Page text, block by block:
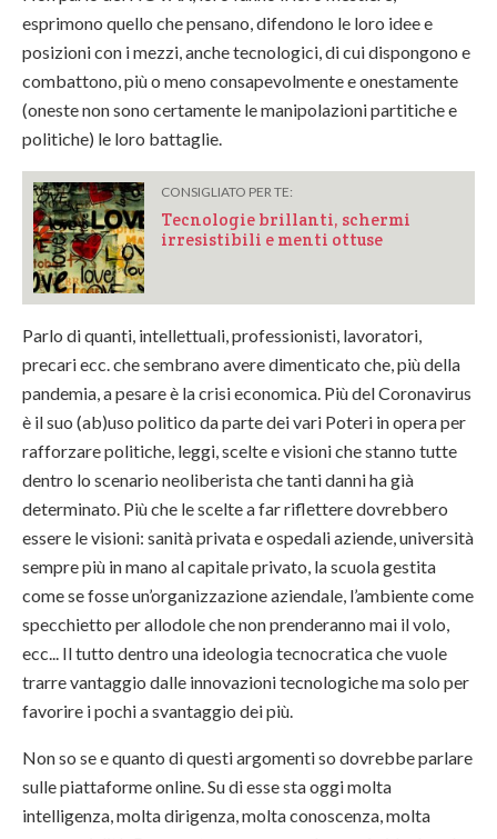
esprimono quello che pensano, difendono le loro idee e
posizioni con i mezzi, anche tecnologici, di cui dispongono e
combattono, più o meno consapevolmente e onestamente
(oneste non sono certamente le manipolazioni partitiche e
politiche) le loro battaglie.
CONSIGLIATO PER TE:
Tecnologie brillanti, schermi
irresistibili e menti ottuse
Parlo di quanti, intellettuali, professionisti, lavoratori,
precari ecc. che sembrano avere dimenticato che, più della
pandemia, a pesare è la crisi economica. Più del Coronavirus
è il suo (ab)uso politico da parte dei vari Poteri in opera per
rafforzare politiche, leggi, scelte e visioni che stanno tutte
dentro lo scenario neoliberista che tanti danni ha già
determinato. Più che le scelte a far riflettere dovrebbero
essere le visioni: sanità privata e ospedali aziende, università
sempre più in mano al capitale privato, la scuola gestita
come se fosse un’organizzazione aziendale, l’ambiente come
specchietto per allodole che non prenderanno mai il volo,
ecc... Il tutto dentro una ideologia tecnocratica che vuole
trarre vantaggio dalle innovazioni tecnologiche ma solo per
favorire i pochi a svantaggio dei più.
Non so se e quanto di questi argomenti so dovrebbe parlare
sulle piattaforme online. Su di esse sta oggi molta
intelligenza, molta dirigenza, molta conoscenza, molta